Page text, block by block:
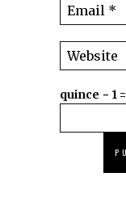
quince − 1 =